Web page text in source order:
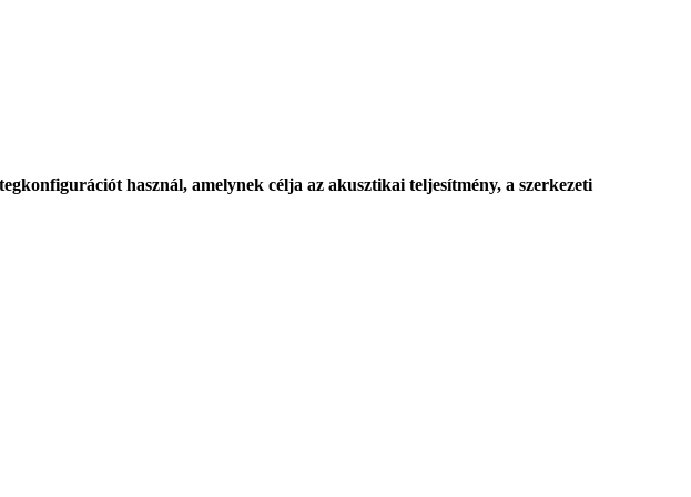
használ, amelynek célja az akusztikai teljesítmény, a szerkezeti